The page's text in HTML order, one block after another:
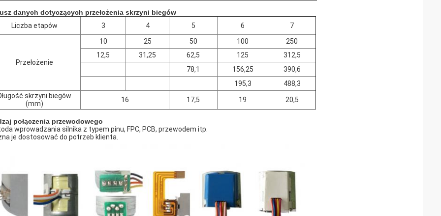
danych dotyczących przełożenia skrzyni biegów
Liczba etapów
3 4 5 6 7
Przełożenie
10 25 50 100
250
12,5
31,25 62,5 125
312,5
78,1
156,25
390,6
195,3
488,3
skrzyni biegów
(mm)
16 17,5 19 20,5
połączenia przewodowego
wprowadzania silnika z typem pinu, FPC, PCB, przewodem itp.
je dostosować do potrzeb klienta.